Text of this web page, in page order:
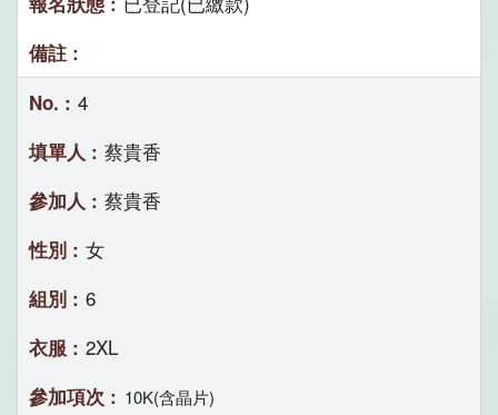
4
蔡貴香
蔡貴香
女
6
2XL
10K(含晶片)